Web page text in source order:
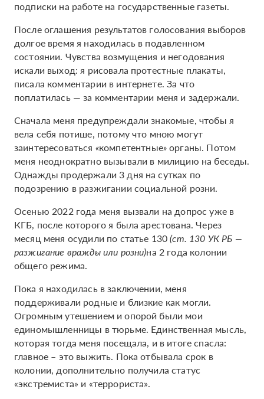
подписки на работе на государственные газеты.
После оглашения результатов голосования выборов
долгое время я находилась в подавленном
состоянии. Чувства возмущения и негодования
искали выход: я рисовала протестные плакаты,
писала комментарии в интернете. За что
поплатилась — за комментарии меня и задержали.
Сначала меня предупреждали знакомые, чтобы я
вела себя потише, потому что мною могут
заинтересоваться ​​«компетентные»органы. Потом
меня неоднократно вызывали в милицию на беседы.
Однажды продержали 3 дня на сутках по
подозрению в разжигании социальной розни.
Осенью 2022 года меня вызвали на допрос уже в
КГБ, после которого я была арестована. Через
месяц меня осудили по статье 130(ст. 130 УК РБ —
разжигание вражды или розни)на 2 года колонии
общего режима.
Пока я находилась в заключении, меня
поддерживали родные и близкие как могли.
Огромным утешением и опорой были мои
единомышленницы в тюрьме. Единственная мысль,
которая тогда меня посещала, и в итоге спасла:
главное – это выжить. Пока отбывала срок в
колонии, дополнительно получила статус
«экстремиста» и «террориста».